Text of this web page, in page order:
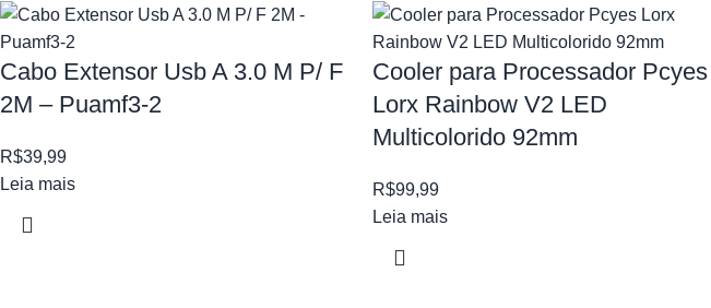
Cabo Extensor Usb A 3.0 M P/ F
2M – Puamf3-2
R$39,99
Leia mais
Cooler para Processador Pcyes
Lorx Rainbow V2 LED
Multicolorido 92mm
R$99,99
Leia mais